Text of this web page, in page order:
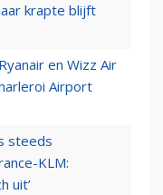
krapte blijft
en Wizz Air
Airport
steeds
KLM:
uit’